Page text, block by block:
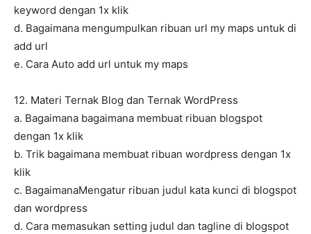
keyword dengan 1x klik
d. Bagaimana mengumpulkan ribuan url my maps untuk di
add url
e. Cara Auto add url untuk my maps
12. Materi Ternak Blog dan Ternak WordPress
a. Bagaimana bagaimana membuat ribuan blogspot
dengan 1x klik
b. Trik bagaimana membuat ribuan wordpress dengan 1x
klik
c. BagaimanaMengatur ribuan judul kata kunci di blogspot
dan wordpress
d. Cara memasukan setting judul dan tagline di blogspot